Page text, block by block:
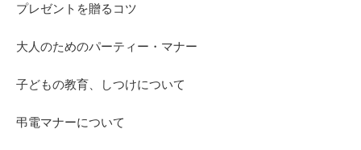
プレゼントを贈るコツ
大人のためのパーティー・マナー
子どもの教育、しつけについて
弔電マナーについて